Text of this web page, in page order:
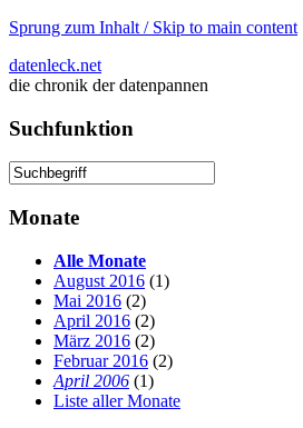
Sprung zum Inhalt / Skip to main content
datenleck.net
die chronik der datenpannen
Suchfunktion
Monate
Alle Monate
August 2016 (1)
Mai 2016 (2)
April 2016 (2)
März 2016 (2)
Februar 2016 (2)
April 2006 (1)
Liste aller Monate